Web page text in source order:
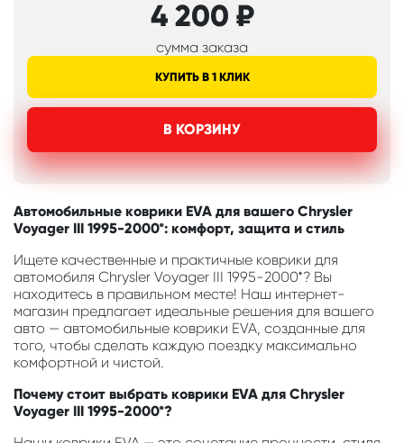
4 200 ₽
сумма заказа
КУПИТЬ В 1 КЛИК
В КОРЗИНУ
Автомобильные коврики EVA для вашего Chrysler
Voyager III 1995-2000*: комфорт, защита и стиль
Ищете качественные и практичные коврики для
автомобиля Chrysler Voyager III 1995-2000*? Вы
находитесь в правильном месте! Наш интернет-
магазин предлагает идеальные решения для вашего
авто — автомобильные коврики EVA, созданные для
того, чтобы сделать каждую поездку максимально
комфортной и чистой.
Почему стоит выбрать коврики EVA для Chrysler
Voyager III 1995-2000*?